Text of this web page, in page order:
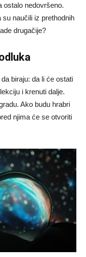
ostalo nedovršeno.
naučili iz prethodnih
drugačije?
biraju: da li će ostati
i krenuti dalje.
Ako budu hrabri
njima će se otvoriti